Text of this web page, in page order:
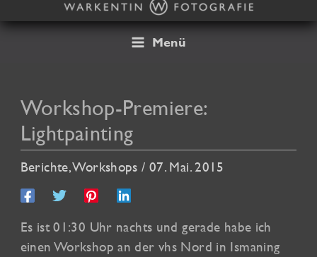
Inhalt
Menü
Workshop-Premiere:
Lightpainting
Berichte,Workshops / 07. Mai. 2015
Es ist 01:30 Uhr nachts und gerade habe ich
einen Workshop an der vhs Nord in Ismaning